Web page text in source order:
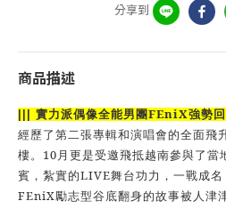
分享到
商品描述
實力派偶像全能男團 FEniX強勢
經歷了第二張專輯和演唱會的全面飛
樓。 10 月更是受邀飛抵越南參與了
賓，紮實的LIVE舞台功力，一戰成名
FEniX勵志型谷底翻身的故事被人津